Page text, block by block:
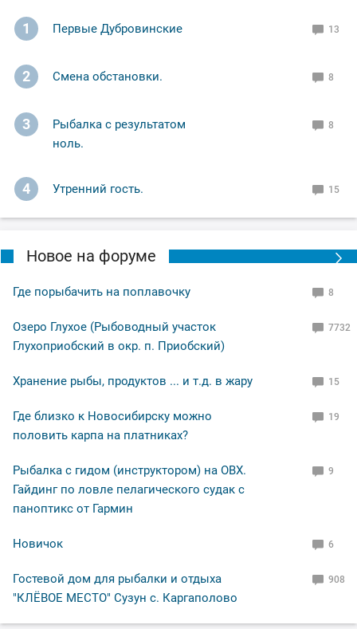
1 Первые Дубровинские 13
2 Смена обстановки. 8
3
Рыбалка с результатом
ноль.
8
4 Утренний гость. 15
Новое на форуме
Где порыбачить на поплавочку 8
Озеро Глухое (Рыбоводный участок
Глухоприобский в окр. п. Приобский)
7732
Хранение рыбы, продуктов ... и т.д. в жару 15
Где близко к Новосибирску можно
половить карпа на платниках?
19
Рыбалка с гидом (инструктором) на ОВХ.
Гайдинг по ловле пелагического судак с
паноптикс от Гармин
9
Новичок 6
Гостевой дом для рыбалки и отдыха
"КЛЁВОЕ МЕСТО" Сузун с. Каргаполово
908